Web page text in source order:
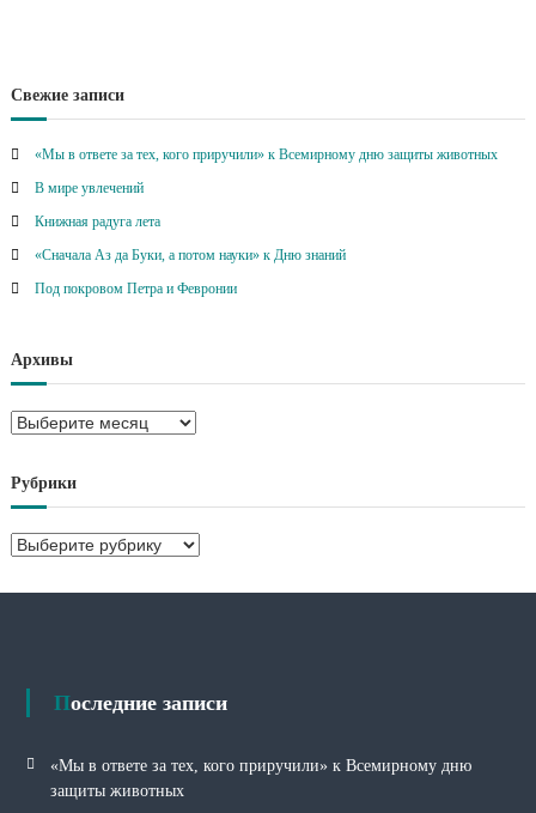
Свежие записи
«Мы в ответе за тех, кого приручили» к Всемирному дню защиты животных
В мире увлечений
Книжная радуга лета
«Сначала Аз да Буки, а потом науки» к Дню знаний
Под покровом Петра и Февронии
Архивы
А
ы
Рубрики
Р
б
Последние записи
«Мы в ответе за тех, кого приручили» к Всемирному дню
защиты животных